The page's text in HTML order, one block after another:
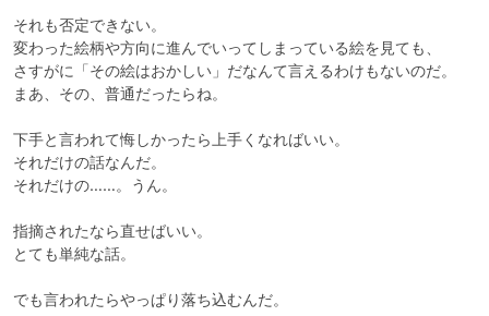
それも否定できない。
変わった絵柄や方向に進んでいってしまっている絵を見ても、
さすがに「その絵はおかしい」だなんて言えるわけもないのだ。
まあ、その、普通だったらね。
下手と言われて悔しかったら上手くなればいい。
それだけの話なんだ。
それだけの……。うん。
指摘されたなら直せばいい。
とても単純な話。
でも言われたらやっぱり落ち込むんだ。